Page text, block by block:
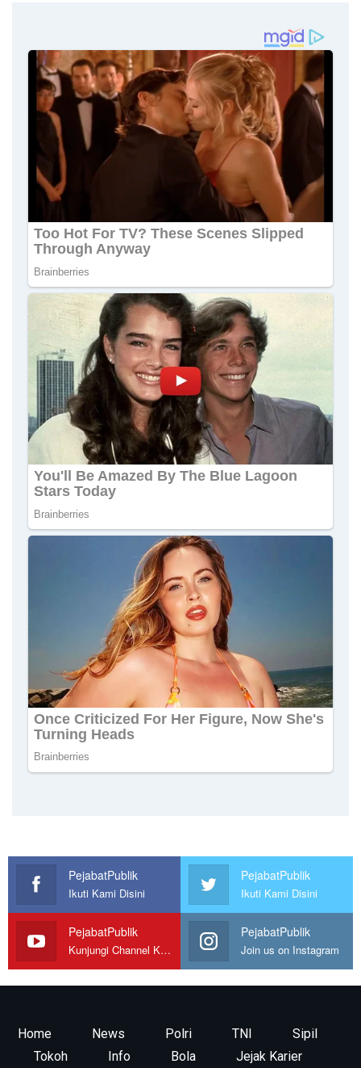
PejabatPublik
Ikuti Kami Disini
PejabatPublik
Ikuti Kami Disini
PejabatPublik
Kunjungi Channel Kami
PejabatPublik
Join us on Instagram
Home News Polri TNI
Sipil
Tokoh
Info Bola Jejak Karier